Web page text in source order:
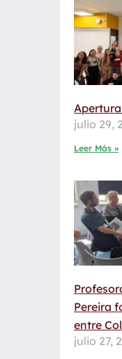
julio 29,
Leer Más »
Pereira
entre
julio 27,